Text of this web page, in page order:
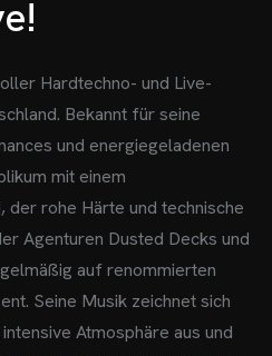
Hardtechno- und Live-
Bekannt für seine
und energiegeladenen
mit einem
der rohe Härte und technische
Agenturen Dusted Decks und
auf renommierten
Seine Musik zeichnet sich
Atmosphäre aus und